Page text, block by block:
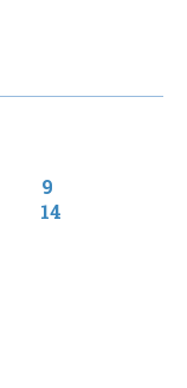
9
14